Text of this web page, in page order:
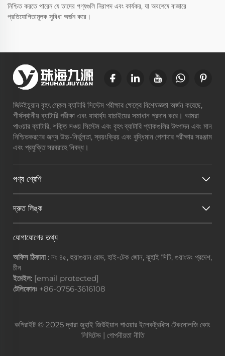
নিশ্চিত করতে পারেন যে তাদের পণ্যগুলি নিরাপদ এবং কার্যকর, যা অবশেষে বাজারে
প্রতিযোগিতামূলক সুবিধা অর্জন করে।
জিউইয়ুয়ান বৃহৎ স্কেল ব্যাটারি সিস্টেম পরীক্ষার ক্ষেত্রে বিশেষজ্ঞতা অর্জন করেছে,
শীর্ষস্থানীয় ব্যাটারি পরীক্ষা এবং যাথার্থ্য যাচাইয়ের সমাধান প্রদান করে। আমরা
পাওয়ার ব্যাটারি, শক্তি সঞ্চয় সিস্টেম এবং বৃহৎ ব্যাটারি প্যাকগুলির উৎপাদন এবং মান
নিশ্চিতকরণের জন্য উচ্চ-নির্ভুলতা, স্বয়ংক্রিয় এবং বুদ্ধিমান পেশাদার পরীক্ষার সরঞ্জাম
এবং প্রযুক্তি সরবরাহে নিবদ্ধ।
পণ্য শ্রেণি
দ্রুত লিঙ্ক
যোগাযোগের তথ্য
অফিস ঠিকানা : নং ৪৫, হুয়াগুয়ান রোড, হাই-টেক জোন, ঝুহাই সিটি, গুয়াংডং প্রদেশ,
চীন
ইমেইল: [email protected]
টেলিফোনঃ +86-0756-3616108
কপিরাইট © 2025 দ্বারা জুহাই জিউইয়ান পাওয়ার ইলেকট্রনিক্স টেকনোলজি কোং
লিমিটেড | গোপনীয়তা নীতি